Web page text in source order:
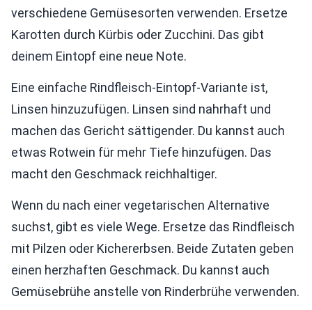
verschiedene Gemüsesorten verwenden. Ersetze
Karotten durch Kürbis oder Zucchini. Das gibt
deinem Eintopf eine neue Note.
Eine einfache Rindfleisch-Eintopf-Variante ist,
Linsen hinzuzufügen. Linsen sind nahrhaft und
machen das Gericht sättigender. Du kannst auch
etwas Rotwein für mehr Tiefe hinzufügen. Das
macht den Geschmack reichhaltiger.
Wenn du nach einer vegetarischen Alternative
suchst, gibt es viele Wege. Ersetze das Rindfleisch
mit Pilzen oder Kichererbsen. Beide Zutaten geben
einen herzhaften Geschmack. Du kannst auch
Gemüsebrühe anstelle von Rinderbrühe verwenden.